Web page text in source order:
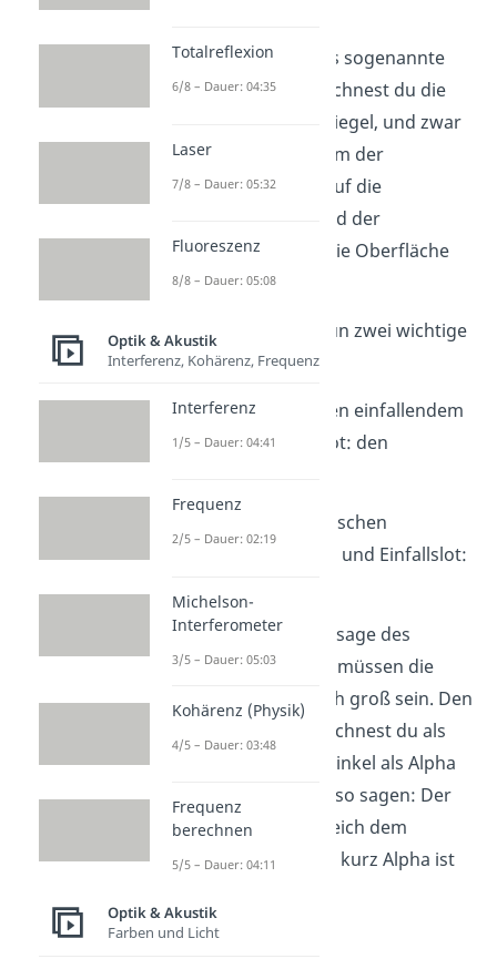
Wichtig ist auch das sogenannte
Einfallslot. So bezeichnest du die
Senkrechte zum Spiegel, und zwar
in dem Punkt, in dem der
einfallende Strahl auf die
Oberfläche trifft und der
reflektierte Strahl die Oberfläche
verlässt. Super!
Damit kannst du nun zwei wichtige
Winkel bestimmen.
Den Winkel zwischen einfallendem
Strahl und Einfallslot: den
Und den Winkel zwischen
reflektiertem Strahl und Einfallslot:
Laut der ersten Aussage des
Reflexionsgesetzes müssen die
beiden Winkel gleich groß sein. Den
Einfallswinkel bezeichnest du als
Alpha, den Ausfallwinkel als Alpha
Strich. Du kannst also sagen: Der
Einfallswinkel ist gleich dem
Ausfallswinkel oder kurz Alpha ist
α = α'
Totalreflexion
6/8 – Dauer: 04:35
Laser
7/8 – Dauer: 05:32
Fluoreszenz
8/8 – Dauer: 05:08
Optik & Akustik
Interferenz, Kohärenz, Frequenz
Interferenz
1/5 – Dauer: 04:41
Frequenz
2/5 – Dauer: 02:19
Michelson-
Interferometer
3/5 – Dauer: 05:03
Kohärenz (Physik)
4/5 – Dauer: 03:48
Frequenz
berechnen
5/5 – Dauer: 04:11
Optik & Akustik
Farben und Licht